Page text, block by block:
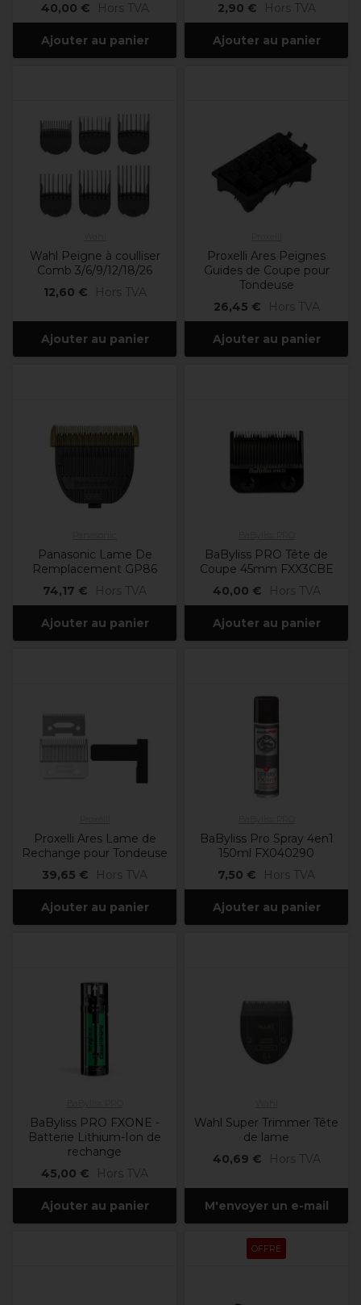
40,00 €
Hors TVA
Ajouter au panier
2,90 €
Hors TVA
Ajouter au panier
Wahl Peigne à coulliser
Comb 3/6/9/12/18/26
12,60 €
Hors TVA
Ajouter au panier
Proxelli Ares Peignes
Guides de Coupe pour
Tondeuse
26,45 €
Hors TVA
Ajouter au panier
Panasonic Lame De
Remplacement GP86
74,17 €
Hors TVA
Ajouter au panier
BaByliss PRO Tête de
Coupe 45mm FXX3CBE
40,00 €
Hors TVA
Ajouter au panier
Proxelli Ares Lame de
Rechange pour Tondeuse
39,65 €
Hors TVA
Ajouter au panier
BaByliss Pro Spray 4en1
150ml FX040290
7,50 €
Hors TVA
Ajouter au panier
BaByliss PRO FXONE -
Batterie Lithium-Ion de
rechange
45,00 €
Hors TVA
Ajouter au panier
Wahl Super Trimmer Tête
de lame
40,69 €
Hors TVA
M'envoyer un e-mail
OFFRE